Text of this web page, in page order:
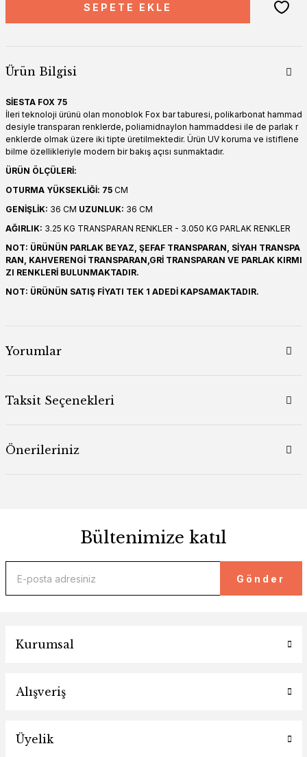
SEPETE EKLE
Ürün Bilgisi
SİESTA FOX 75
İleri teknoloji ürünü olan monoblok Fox bar taburesi, polikarbonat hammad
desiyle transparan renklerde, poliamidnaylon hammaddesi ile de parlak r
enklerde olmak üzere iki tipte üretilmektedir. Ürün UV koruma ve istiflene
bilme özellikleriyle modern bir bakış açısı sunmaktadır.
ÜRÜN ÖLÇÜLERİ:
OTURMA YÜKSEKLİĞİ: 75 CM
GENİŞLİK: 36 CM UZUNLUK: 36 CM
AĞIRLIK: 3.25 KG TRANSPARAN RENKLER - 3.050 KG PARLAK RENKLER
NOT: ÜRÜNÜN PARLAK BEYAZ, ŞEFAF TRANSPARAN, SİYAH TRANSPA
RAN, KAHVERENGİ TRANSPARAN,GRİ TRANSPARAN VE PARLAK KIRMI
ZI RENKLERİ BULUNMAKTADIR.
NOT: ÜRÜNÜN SATIŞ FİYATI TEK 1 ADEDİ KAPSAMAKTADIR.
Yorumlar
Taksit Seçenekleri
Önerileriniz
Bültenimize katıl
Gönder
Kurumsal
Alışveriş
Üyelik